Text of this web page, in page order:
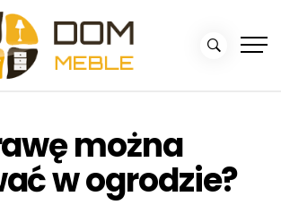
można
w ogrodzie?